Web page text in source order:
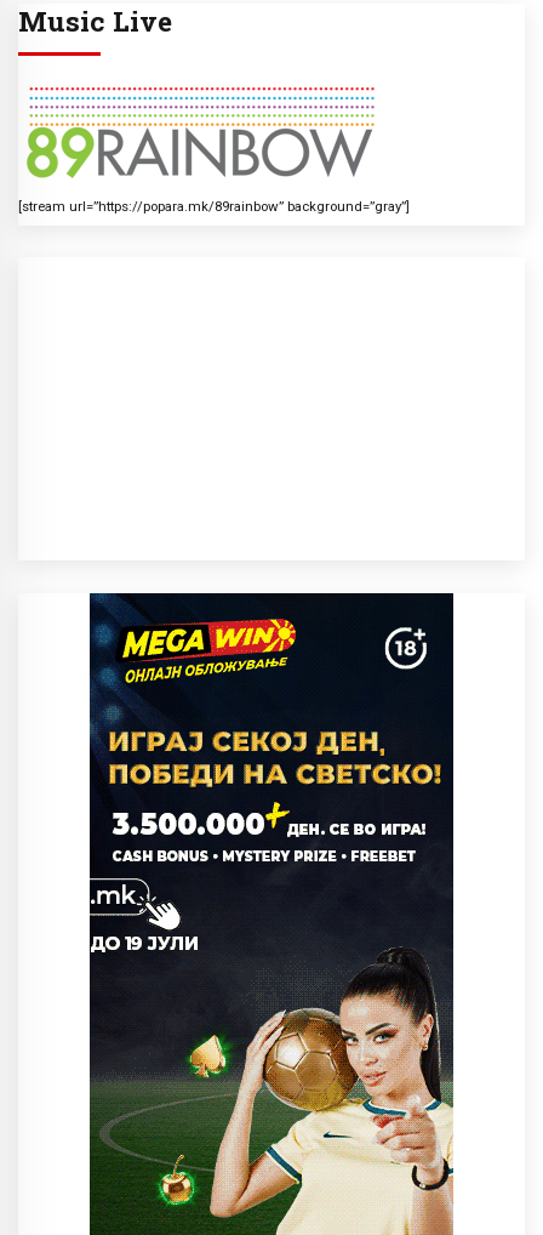
Music Live
[stream url=”https://popara.mk/89rainbow” background=”gray”]